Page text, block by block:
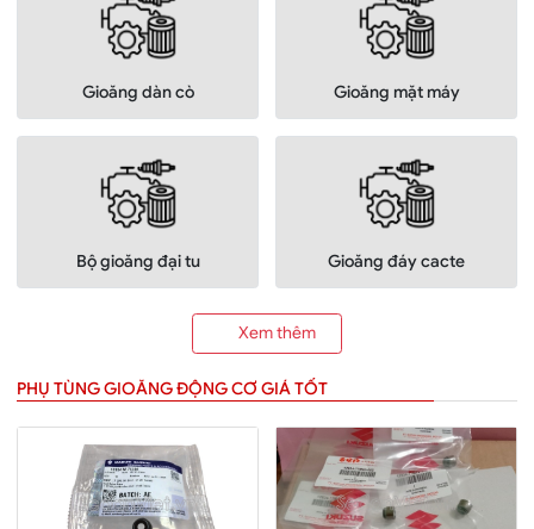
Gioăng dàn cò Gioăng mặt máy
Bộ gioăng đại tu Gioăng đáy cacte
Xem thêm
PHỤ TÙNG GIOĂNG ĐỘNG CƠ GIÁ TỐT